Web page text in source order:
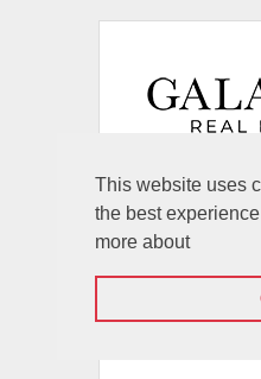
This website uses
the best
more about